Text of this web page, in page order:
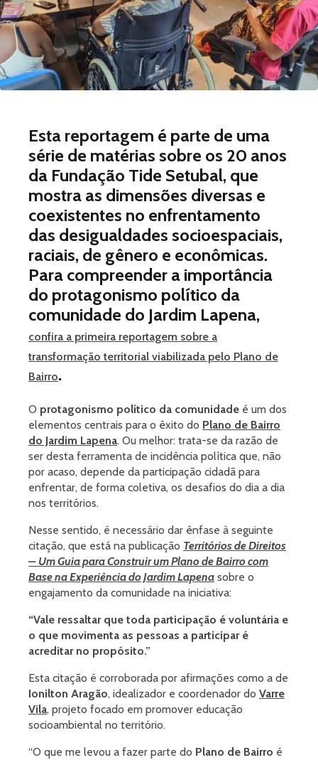
Esta reportagem é parte de uma
série de matérias sobre os 20 anos
da Fundação Tide Setubal, que
mostra as dimensões diversas e
coexistentes no enfrentamento
das desigualdades socioespaciais,
raciais, de gênero e econômicas.
Para compreender a importância
do protagonismo político da
comunidade do Jardim Lapena,
confira a primeira reportagem sobre a
transformação territorial viabilizada pelo Plano de
Bairro.
O protagonismo político da comunidade é um dos
elementos centrais para o êxito do Plano de Bairro
do Jardim Lapena. Ou melhor: trata-se da razão de
ser desta ferramenta de incidência política que, não
por acaso, depende da participação cidadã para
enfrentar, de forma coletiva, os desafios do dia a dia
nos territórios.
Nesse sentido, é necessário dar ênfase à seguinte
citação, que está na publicação Territórios de Direitos
– Um Guia para Construir um Plano de Bairro com
Base na Experiência do Jardim Lapena sobre o
engajamento da comunidade na iniciativa:
“Vale ressaltar que toda participação é voluntária e
o que movimenta as pessoas a participar é
acreditar no propósito.”
Esta citação é corroborada por afirmações como a de
Ionilton Aragão, idealizador e coordenador do Varre
Vila, projeto focado em promover educação
socioambiental no território.
“O que me levou a fazer parte do Plano de Bairro é